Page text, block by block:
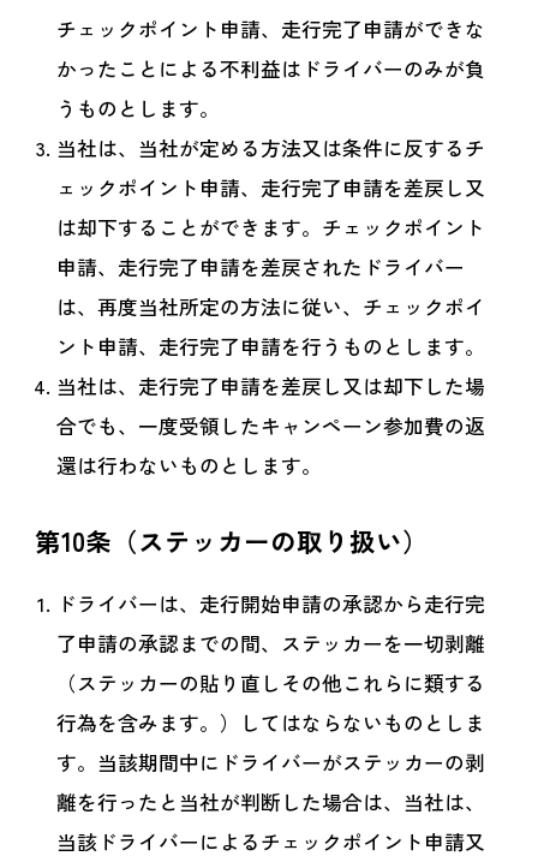
チェックポイント申請、走行完了申請ができな
かったことによる不利益はドライバーのみが負
うものとします。
当社は、当社が定める方法又は条件に反するチ
ェックポイント申請、走行完了申請を差戻し又
は却下することができます。チェックポイント
申請、走行完了申請を差戻されたドライバー
は、再度当社所定の方法に従い、チェックポイ
ント申請、走行完了申請を行うものとします。
当社は、走行完了申請を差戻し又は却下した場
合でも、一度受領したキャンペーン参加費の返
還は行わないものとします。
第10条（ステッカーの取り扱い）
ドライバーは、走行開始申請の承認から走行完
了申請の承認までの間、ステッカーを一切剥離
（ステッカーの貼り直しその他これらに類する
行為を含みます。）してはならないものとしま
す。当該期間中にドライバーがステッカーの剥
離を行ったと当社が判断した場合は、当社は、
当該ドライバーによるチェックポイント申請又